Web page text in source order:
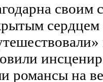
своим
сердцем
романсы на